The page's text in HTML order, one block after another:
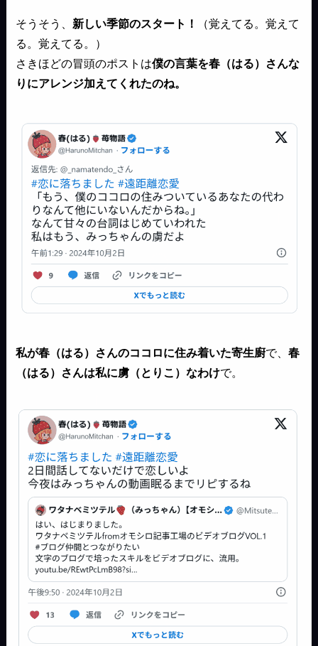
そうそう、新しい季節のスタート！
（覚えてる。覚えて
る。覚えてる。）
さきほどの冒頭のポストは僕の言葉を春（はる）さんな
りにアレンジ加えてくれたのね。
私が春（はる）さんのココロに住み着いた寄生廚で、春
（はる）さんは私に虜（とりこ）なわけで。